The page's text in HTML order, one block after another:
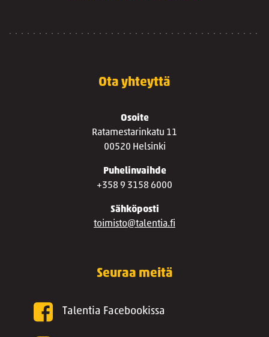
Ota yhteyttä
Osoite
Ratamestarinkatu 11
00520 Helsinki
Puhelinvaihde
+358 9 3158 6000
Sähköposti
toimisto@talentia.fi
Seuraa meitä
Talentia Facebookissa